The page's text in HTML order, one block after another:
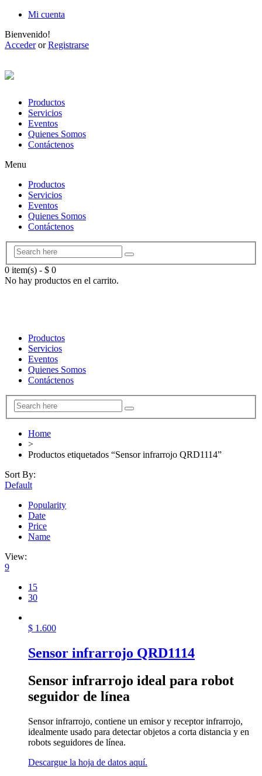
Mi cuenta
Bienvenido!
AccederorRegistrarse
Productos
Servicios
Eventos
Quienes Somos
Contáctenos
Menu
Productos
Servicios
Eventos
Quienes Somos
Contáctenos
0 item(s) - $ 0
No hay productos en el carrito.
Productos
Servicios
Eventos
Quienes Somos
Contáctenos
Home
>
Productos etiquetados “Sensor infrarrojo QRD1114”
Sort By:
Default
Popularity
Date
Price
Name
View:
9
15
30
$ 1.600
Sensor infrarrojo QRD1114
Sensor infrarrojo ideal para robot
seguidor de línea
Sensor infrarrojo, contiene un emisor y receptor infrarrojo,
idealmente usado para detectar objetos a corta distancia y en
robots seguidores de línea.
Descargue la hoja de datos aquí.